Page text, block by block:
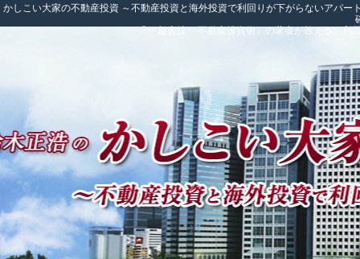
かしこい大家の不動産投資 ～不動産投資と海外投資で利回りが下がらないアパ
「<<超裏技>>不動産投資術」の著者が教える、